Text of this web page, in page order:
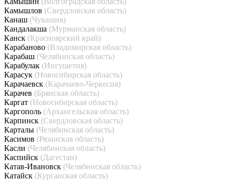
Камышлов (Свердловская область)
Канаш (Чувашия)
Кандалакша (Мурманская область)
Канск (Красноярский край)
Карабаново (Владимирская область)
Карабаш (Челябинская область)
Карабулак (Ингушетия)
Карасук (Новосибирская область)
Карачаевск (Карачаево-Черкесия)
Карачев (Брянская область)
Каргат (Новосибирская область)
Каргополь (Архангельская область)
Карпинск (Свердловская область)
Карталы (Челябинская область)
Касимов (Рязанская область)
Касли (Челябинская область)
Каспийск (Дагестан)
Катав-Ивановск (Челябинская область)
Катайск (Курганская область)